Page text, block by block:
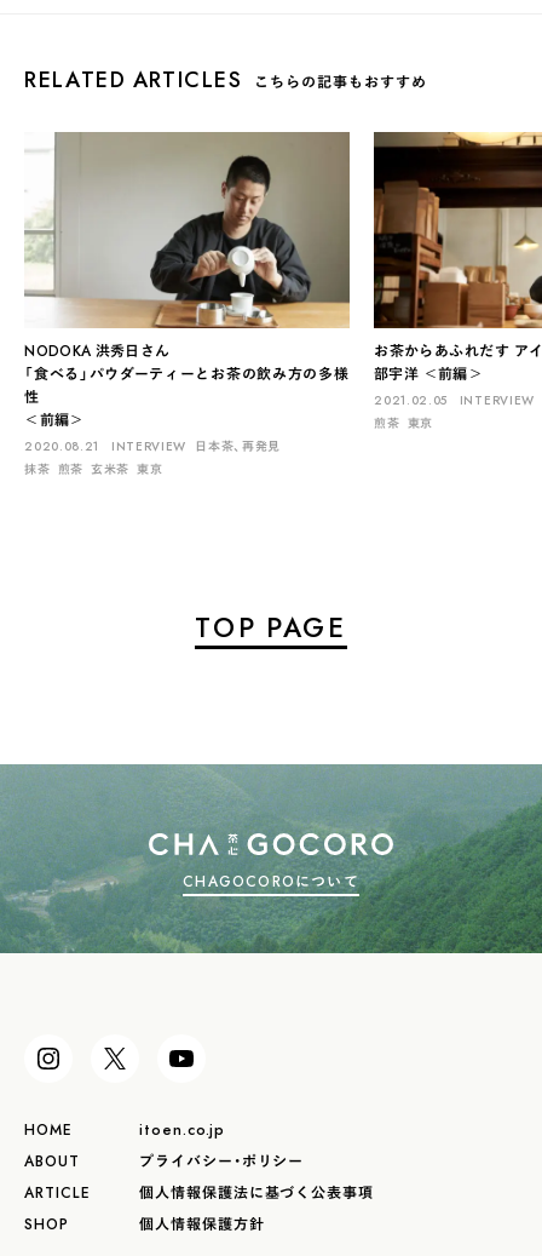
RELATED ARTICLES こちらの記事もおすすめ
NODOKA 洪秀日さん
「食べる」パウダーティーとお茶の飲み方の多様
性
＜前編＞
2020.08.21 INTERVIEW
日本茶、再発見
抹茶 煎茶 玄米茶 東京
お茶からあふれだす ア
部宇洋 ＜前編＞
2021.02.05
INTERVIEW
煎茶 東京
TOP PAGE
CHAGOCOROについて
HOME
ABOUT
ARTICLE
SHOP
itoen.co.jp
プライバシー・ポリシー
個人情報保護法に基づく公表事項
個人情報保護方針